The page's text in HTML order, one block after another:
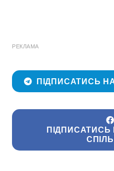
РЕКЛАМА
ПІДПИСАТИСЬ
ПІДПИСАТИСЬ